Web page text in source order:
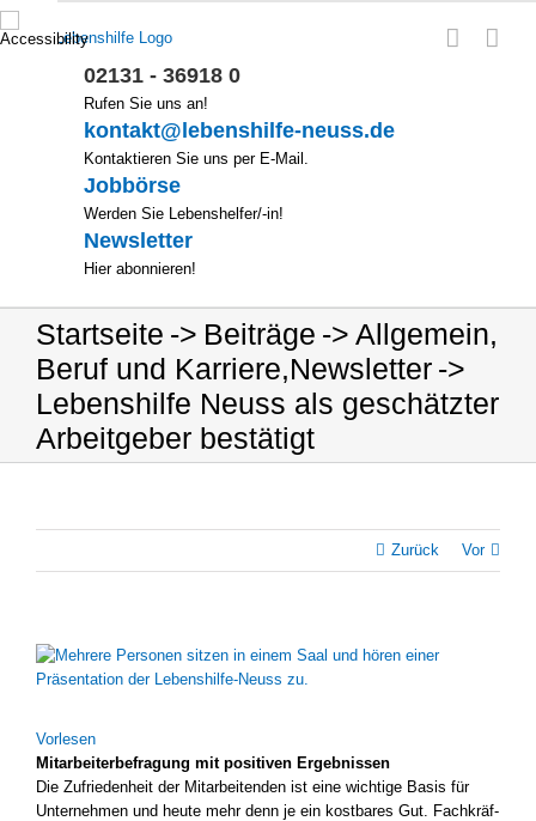
Zum
Inhalt
02131 - 36918 0
Rufen Sie uns an!
kontakt@lebenshilfe-neuss.de
Kontaktieren Sie uns per E-Mail.
Jobbörse
Werden Sie Lebenshelfer/-in!
Newsletter
Hier abonnieren!
Startseite Beiträge Allgemein,
Beruf und Karriere,Newsletter
Lebenshilfe Neuss als geschätzter
Arbeitgeber bestätigt
Zurück Vor
Zeige
grösseres
Vor­le­sen
Mit­ar­bei­ter­be­fra­gung mit posi­ti­ven Ergeb­nis­sen
Die Zufrie­den­heit der Mit­ar­bei­ten­den ist eine wich­ti­ge Basis für
Unter­neh­men und heu­te mehr denn je ein kost­ba­res Gut. Fach­kräf­